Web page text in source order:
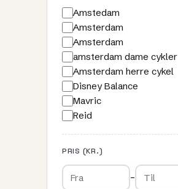
Amstedam
Amsterdam
Amsterdam
amsterdam dame cykler
Amsterdam herre cykel
Disney Balance
Mavric
Reid
PRIS (KR.)
–